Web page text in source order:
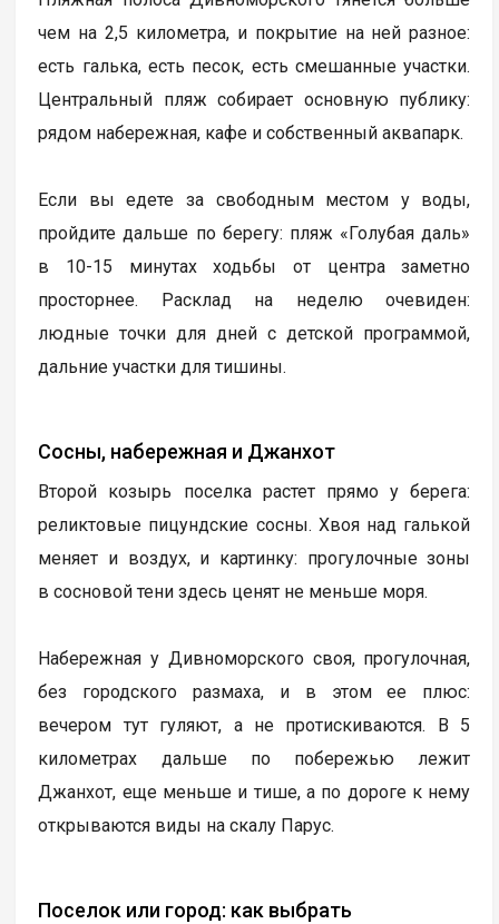
чем на 2,5 километра, и покрытие на ней разное:
есть галька, есть песок, есть смешанные участки.
Центральный пляж собирает основную публику:
рядом набережная, кафе и собственный аквапарк.
Если вы едете за свободным местом у воды,
пройдите дальше по берегу: пляж «Голубая даль»
в 10-15 минутах ходьбы от центра заметно
просторнее. Расклад на неделю очевиден:
людные точки для дней с детской программой,
дальние участки для тишины.
Сосны, набережная и Джанхот
Второй козырь поселка растет прямо у берега:
реликтовые пицундские сосны. Хвоя над галькой
меняет и воздух, и картинку: прогулочные зоны
в сосновой тени здесь ценят не меньше моря.
Набережная у Дивноморского своя, прогулочная,
без городского размаха, и в этом ее плюс:
вечером тут гуляют, а не протискиваются. В 5
километрах дальше по побережью лежит
Джанхот, еще меньше и тише, а по дороге к нему
открываются виды на скалу Парус.
Поселок или город: как выбрать